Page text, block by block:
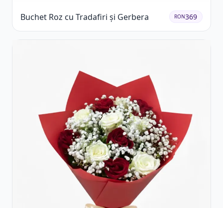
Buchet Roz cu Tradafiri și Gerbera RON369